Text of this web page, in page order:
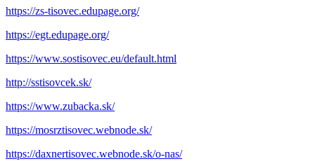
https://zs-tisovec.edupage.org/
https://egt.edupage.org/
https://www.sostisovec.eu/default.html
http://sstisovcek.sk/
https://www.zubacka.sk/
https://mosrztisovec.webnode.sk/
https://daxnertisovec.webnode.sk/o-nas/